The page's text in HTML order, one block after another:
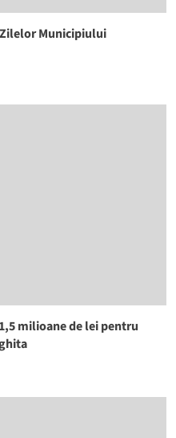
Municipiului
milioane de lei pentru